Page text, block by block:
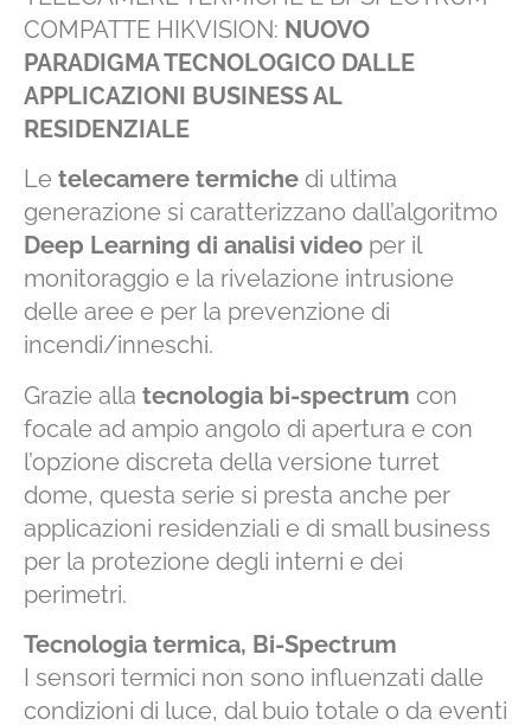
COMPATTE HIKVISION: NUOVO
PARADIGMA TECNOLOGICO DALLE
APPLICAZIONI BUSINESS AL
RESIDENZIALE
Le telecamere termiche di ultima
generazione si caratterizzano dall’algoritmo
Deep Learning di analisi video per il
monitoraggio e la rivelazione intrusione
delle aree e per la prevenzione di
incendi/inneschi.
Grazie alla tecnologia bi-spectrum con
focale ad ampio angolo di apertura e con
l’opzione discreta della versione turret
dome, questa serie si presta anche per
applicazioni residenziali e di small business
per la protezione degli interni e dei
perimetri.
Tecnologia termica, Bi-Spectrum
I sensori termici non sono influenzati dalle
condizioni di luce, dal buio totale o da eventi